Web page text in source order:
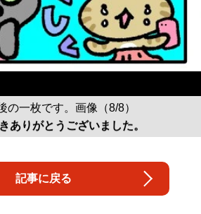
の一枚です。画像（8/8）
ありがとうございました。
記事に戻る